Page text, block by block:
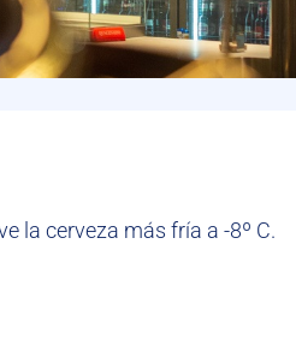
la cerveza más fría a -8º C.